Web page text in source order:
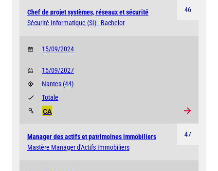
46
Chef de projet systèmes, réseaux et sécurité
Sécurité Informatique (SI) - Bachelor
15/09/2024
15/09/2027
Nantes (44)
CA
Totale
47
Manager des actifs et patrimoines immobiliers
Mastère Manager d'Actifs Immobiliers